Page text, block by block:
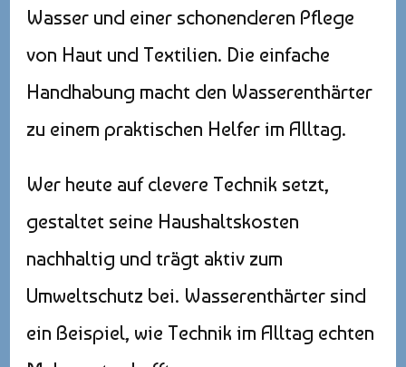
Wasser und einer schonenderen Pflege
von Haut und Textilien. Die einfache
Handhabung macht den Wasserenthärter
zu einem praktischen Helfer im Alltag.
Wer heute auf clevere Technik setzt,
gestaltet seine Haushaltskosten
nachhaltig und trägt aktiv zum
Umweltschutz bei. Wasserenthärter sind
ein Beispiel, wie Technik im Alltag echten